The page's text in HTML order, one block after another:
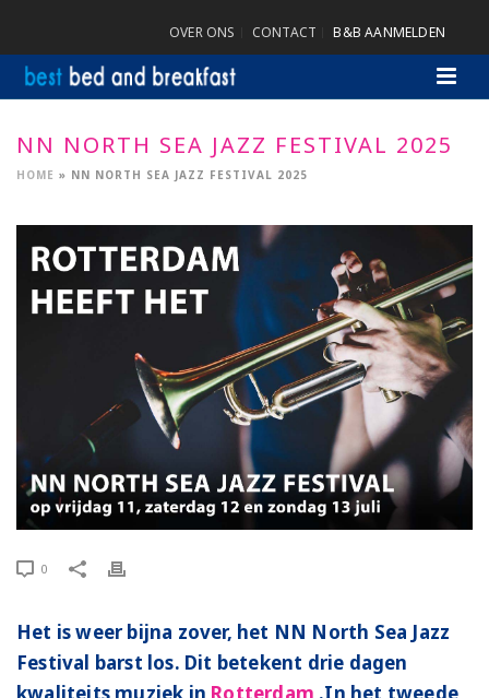
OVER ONS CONTACT B&B AANMELDEN
NN NORTH SEA JAZZ FESTIVAL 2025
HOME » NN NORTH SEA JAZZ FESTIVAL 2025
0
Het is weer bijna zover, het NN North Sea Jazz
Festival barst los. Dit betekent drie dagen